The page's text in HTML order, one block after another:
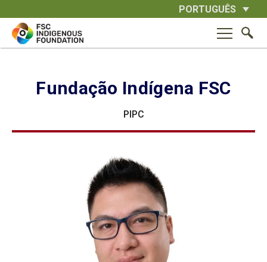
to
content
PORTUGUÊS
Fundação Indígena FSC
PIPC